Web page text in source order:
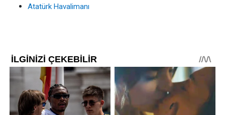
Atatürk Havalimanı